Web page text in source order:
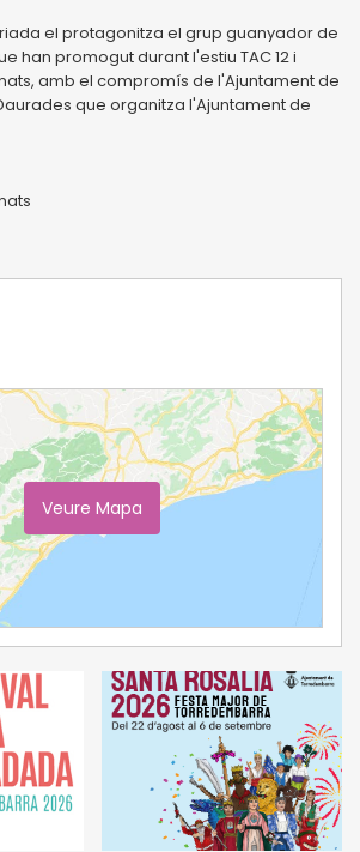
el protagonitza el grup guanyador de
han promogut durant l'estiu TAC 12 i
amb el compromís de l'Ajuntament de
que organitza l'Ajuntament de
Veure Mapa